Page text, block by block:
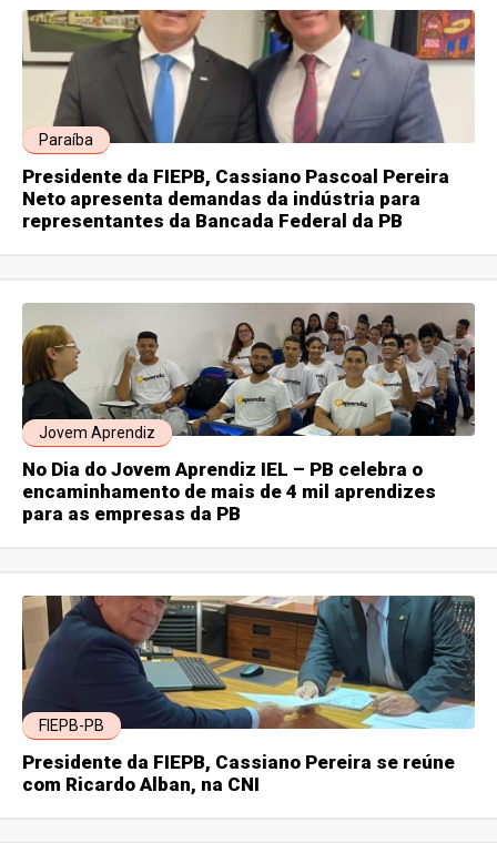
Paraíba
Presidente da FIEPB, Cassiano Pascoal Pereira
Neto apresenta demandas da indústria para
representantes da Bancada Federal da PB
Jovem Aprendiz
No Dia do Jovem Aprendiz IEL – PB celebra o
encaminhamento de mais de 4 mil aprendizes
para as empresas da PB
FIEPB-PB
Presidente da FIEPB, Cassiano Pereira se reúne
com Ricardo Alban, na CNI